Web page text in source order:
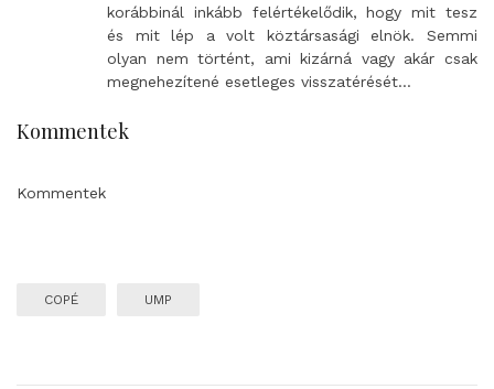
korábbinál inkább felértékelődik, hogy mit tesz
és mit lép a volt köztársasági elnök. Semmi
olyan nem történt, ami kizárná vagy akár csak
megnehezítené esetleges visszatérését…
Kommentek
Kommentek
COPÉ UMP